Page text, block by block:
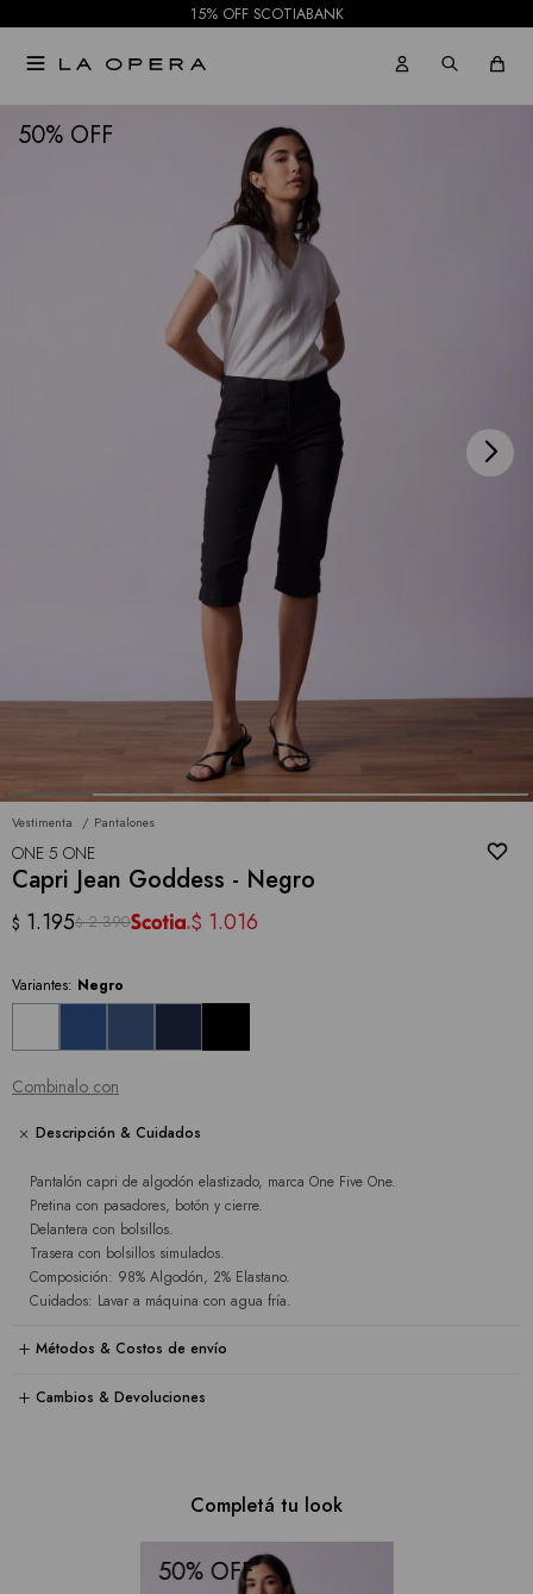
15% OFF SCOTIABANK

50
Vestimenta Pantalones
ONE 5 ONE
Capri Jean Goddess - Negro
$ 1.195$ 2.390 $ 1.016
Variantes: Negro
Combinalo con
Descripción & Cuidados
Pantalón capri de algodón elastizado, marca One Five One.
Pretina con pasadores, botón y cierre.
Delantera con bolsillos.
Trasera con bolsillos simulados.
Composición: 98% Algodón, 2% Elastano.
Cuidados: Lavar a máquina con agua fría.
Métodos & Costos de envío
Cambios & Devoluciones
Completá tu look
50
NOTIFICARME